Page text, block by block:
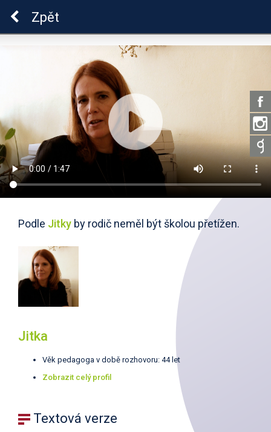
Zpět
Podle Jitky by rodič neměl být školou přetížen.
Jitka
Věk pedagoga v době rozhovoru: 44 let
Zobrazit celý profil
Textová verze